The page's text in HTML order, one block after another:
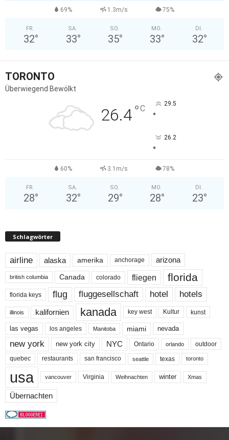
69% 1.3m/s 75%
FR.
32°
SA.
33°
SO.
35°
MO.
33°
DI.
32°
TORONTO
Überwiegend Bewölkt
26.4°C 29.5
°
26.2
°
60% 3.1m/s 78%
FR.
28°
SA.
32°
SO.
29°
MO.
28°
DI.
23°
Schlagwörter
airline alaska amerika anchorage arizona
british columbia Canada colorado fliegen florida
florida keys flug fluggesellschaft hotel hotels
illinois kalifornien kanada key west Kultur kunst
las vegas los angeles Manitoba miami nevada
new york new york city NYC Ontario orlando outdoor
quebec restaurants san francisco seattle texas toronto
usa vancouver Virginia Weihnachten winter Xmas
Übernachten